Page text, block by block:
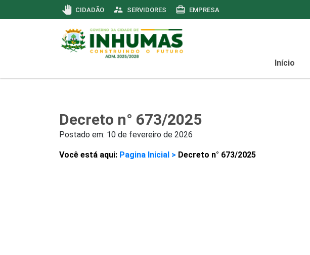
pan_tool CIDADÃO supervisor_account SERVIDORES card_travel EMPRESA
Início
Decreto n° 673/2025
Postado em: 10 de fevereiro de 2026
Você está aqui: Pagina Inicial > Decreto n° 673/2025